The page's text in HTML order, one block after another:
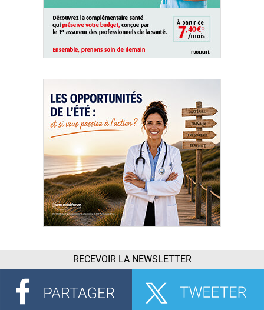
RECEVOIR LA NEWSLETTER